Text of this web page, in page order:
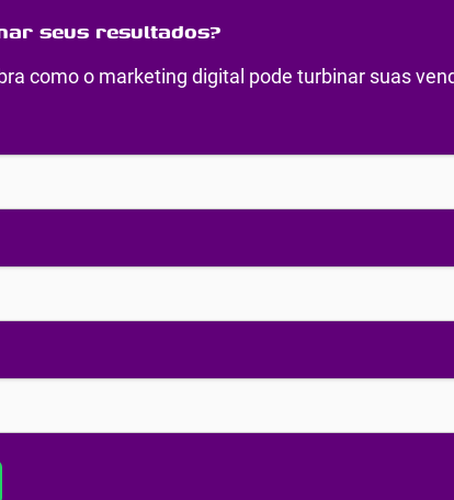
seus resultados?
como o marketing digital pode turbinar suas